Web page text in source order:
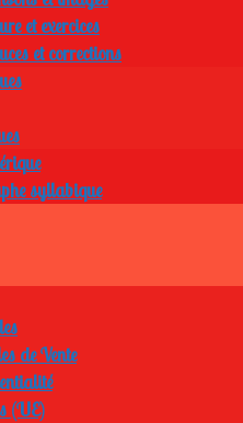
et exercices
et corrections
syllabique
de Vente
(UE)